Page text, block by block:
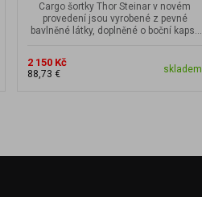
Cargo šortky Thor Steinar v novém
provedení jsou vyrobené z pevné
bavlněné látky, doplněné o boční kapsy
2 150 Kč
88,73 € skladem